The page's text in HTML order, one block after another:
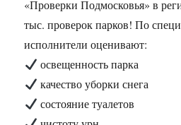
«Проверки Подмосковья» в
тыс. проверок парков! По
исполнители оценивают:
освещенность парка
качество уборки снега
состояние туалетов